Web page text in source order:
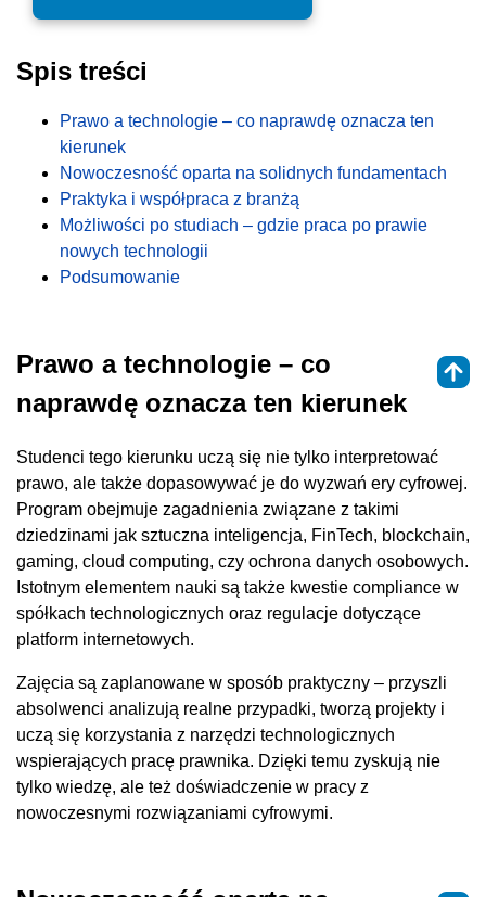
Spis treści
Prawo a technologie – co naprawdę oznacza ten
kierunek
Nowoczesność oparta na solidnych fundamentach
Praktyka i współpraca z branżą
Możliwości po studiach – gdzie praca po prawie
nowych technologii
Podsumowanie
Prawo a technologie – co
naprawdę oznacza ten kierunek
Studenci tego kierunku uczą się nie tylko interpretować
prawo, ale także dopasowywać je do wyzwań ery cyfrowej.
Program obejmuje zagadnienia związane z takimi
dziedzinami jak sztuczna inteligencja, FinTech, blockchain,
gaming, cloud computing, czy ochrona danych osobowych.
Istotnym elementem nauki są także kwestie compliance w
spółkach technologicznych oraz regulacje dotyczące
platform internetowych.
Zajęcia są zaplanowane w sposób praktyczny – przyszli
absolwenci analizują realne przypadki, tworzą projekty i
uczą się korzystania z narzędzi technologicznych
wspierających pracę prawnika. Dzięki temu zyskują nie
tylko wiedzę, ale też doświadczenie w pracy z
nowoczesnymi rozwiązaniami cyfrowymi.